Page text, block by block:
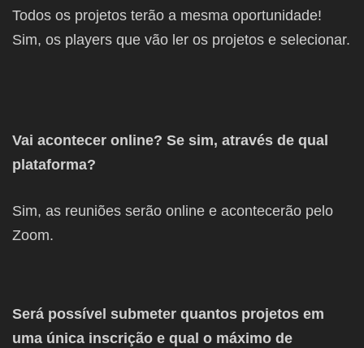
Todos os projetos terão a mesma oportunidade!
Sim, os players que vão ler os projetos e selecionar.
Vai acontecer online? Se sim, através de qual
plataforma?
Sim, as reuniões serão online e acontecerão pelo
Zoom.
Será possível submeter quantos projetos em
uma única inscrição e qual o máximo de